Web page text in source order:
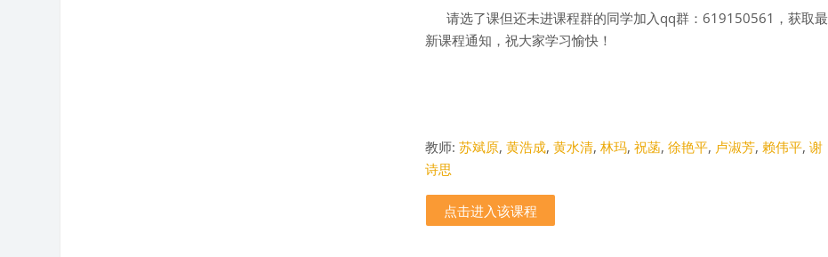
请选了课但还未进课程群的同学加入qq群：619150561，获取最
新课程通知，祝大家学习愉快！
教师:苏斌原,黄浩成,黄水清,林玛,祝菡,徐艳平, 卢淑芳, 赖伟平,谢
诗思
点击进入该课程